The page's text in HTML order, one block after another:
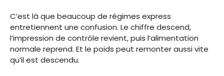
C’est là que beaucoup de régimes express
entretiennent une confusion. Le chiffre descend,
l’impression de contrôle revient, puis l’alimentation
normale reprend. Et le poids peut remonter aussi vite
qu’il est descendu.